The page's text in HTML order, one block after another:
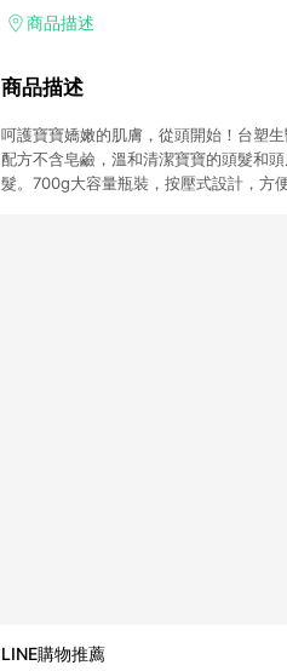
商品描述
商品描述
呵護寶寶嬌嫩的肌膚，從頭開始！台塑
配方不含皂鹼，溫和清潔寶寶的頭髮和
髮。700g大容量瓶裝，按壓式設計，方
LINE購物推薦